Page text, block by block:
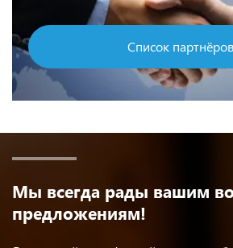
Список партнёров
Мы всегда рады вашим
предложениям!